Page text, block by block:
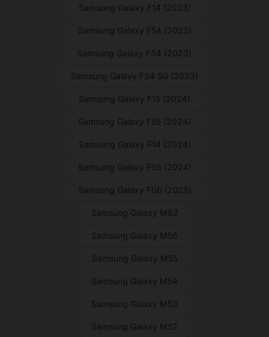
Samsung Galaxy F14 (2023)
Samsung Galaxy F54 (2023)
Samsung Galaxy F34 (2023)
Samsung Galaxy F34 5G (2023)
Samsung Galaxy F15 (2024)
Samsung Galaxy F55 (2024)
Samsung Galaxy F14 (2024)
Samsung Galaxy F05 (2024)
Samsung Galaxy F06 (2025)
Samsung Galaxy M62
Samsung Galaxy M56
Samsung Galaxy M55
Samsung Galaxy M54
Samsung Galaxy M53
Samsung Galaxy M52